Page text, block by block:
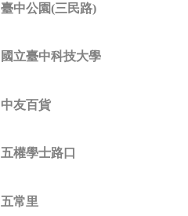
臺中公園(三民路)
國立臺中科技大學
中友百貨
五權學士路口
五常里